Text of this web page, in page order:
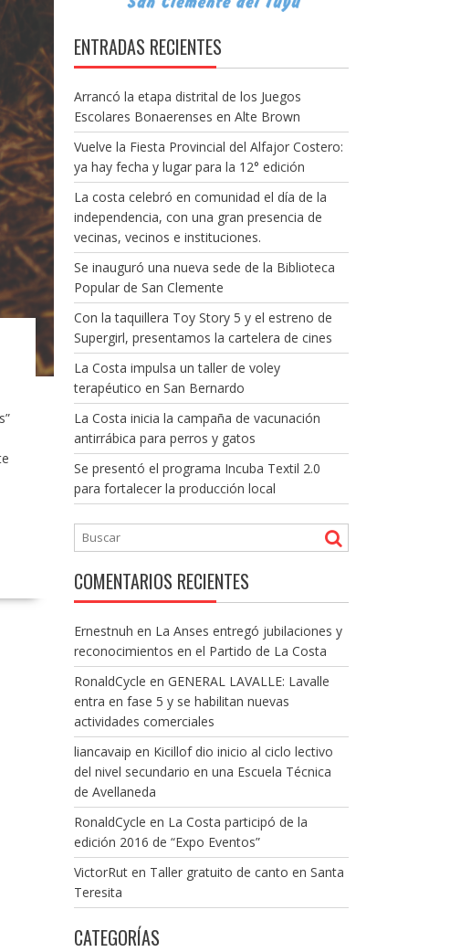
ENTRADAS RECIENTES
Arrancó la etapa distrital de los Juegos
Escolares Bonaerenses en Alte Brown
Vuelve la Fiesta Provincial del Alfajor Costero:
ya hay fecha y lugar para la 12° edición
La costa celebró en comunidad el día de la
independencia, con una gran presencia de
vecinas, vecinos e instituciones.
Se inauguró una nueva sede de la Biblioteca
Popular de San Clemente
Con la taquillera Toy Story 5 y el estreno de
Supergirl, presentamos la cartelera de cines
La Costa impulsa un taller de voley
terapéutico en San Bernardo
La Costa inicia la campaña de vacunación
antirrábica para perros y gatos
Se presentó el programa Incuba Textil 2.0
para fortalecer la producción local
COMENTARIOS RECIENTES
Ernestnuh en La Anses entregó jubilaciones y
reconocimientos en el Partido de La Costa
RonaldCycle en GENERAL LAVALLE: Lavalle
entra en fase 5 y se habilitan nuevas
actividades comerciales
liancavaip en Kicillof dio inicio al ciclo lectivo
del nivel secundario en una Escuela Técnica
de Avellaneda
RonaldCycle en La Costa participó de la
edición 2016 de “Expo Eventos”
VictorRuten Taller gratuito de canto en Santa
Teresita
CATEGORÍAS